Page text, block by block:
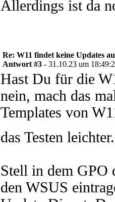
Allerdings ist da
Re: W11 findet keine Updates
Antwort #3 - 31.10.23 um
Hast Du für die
nein, mach das
Templates von
das Testen
Stell in dem GPO
den WSUS